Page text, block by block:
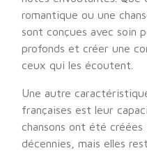
romantique ou une
sont conçues avec soin
profonds et créer une
ceux qui les écoutent.
Une autre
françaises est leur
chansons ont été
décennies, mais elles